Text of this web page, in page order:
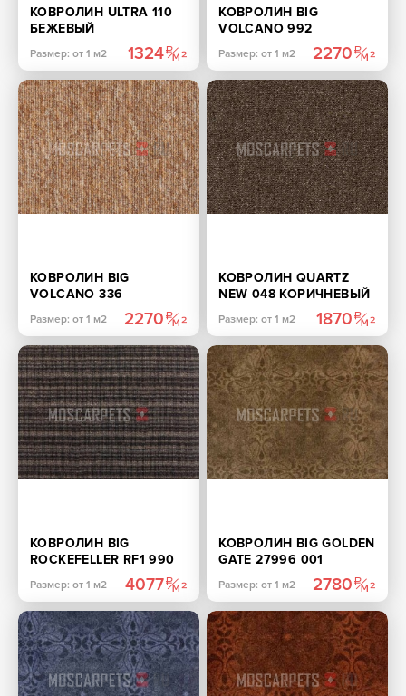
КОВРОЛИН ULTRA 110
БЕЖЕВЫЙ
Размер: от 1 м2 1324
КОВРОЛИН BIG
VOLCANO 992
Размер: от 1 м2 2270
КОВРОЛИН BIG
VOLCANO 336
Размер: от 1 м2 2270
КОВРОЛИН QUARTZ
NEW 048 КОРИЧНЕВЫЙ
Размер: от 1 м2 1870
КОВРОЛИН BIG
ROCKEFELLER RF1 990
Размер: от 1 м2 4077
КОВРОЛИН BIG GOLDEN
GATE 27996 001
ШОКОЛАДНЫЙ
Размер: от 1 м2 2780